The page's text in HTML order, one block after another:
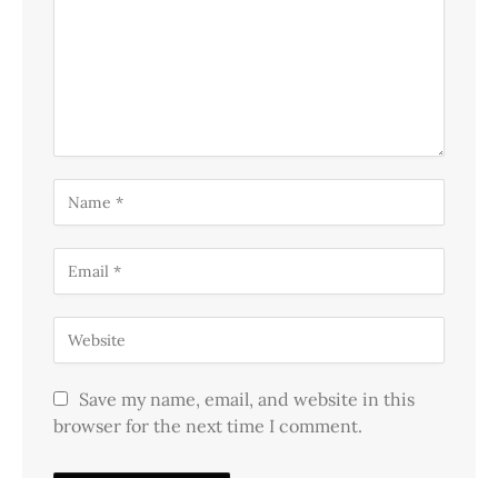
Save my name, email, and website in this
browser for the next time I comment.